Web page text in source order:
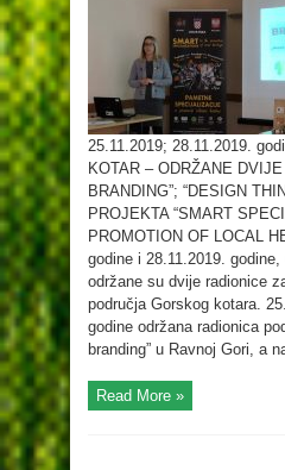
25.11.2019; 28.11.2019.
KOTAR – ODRŽANE
BRANDING”; “DESIGN
PROJEKTA “SMART
PROMOTION OF LOCAL
godine i 28.11.2019.
održane su dvije radionice
područja Gorskog kotara.
godine održana radionica
branding” u Ravnoj Gori, a
Read More »